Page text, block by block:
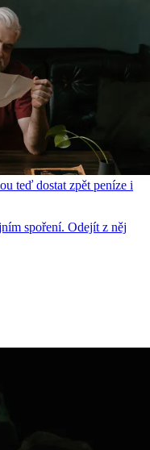
teď dostat zpět peníze i
spoření. Odejít z něj